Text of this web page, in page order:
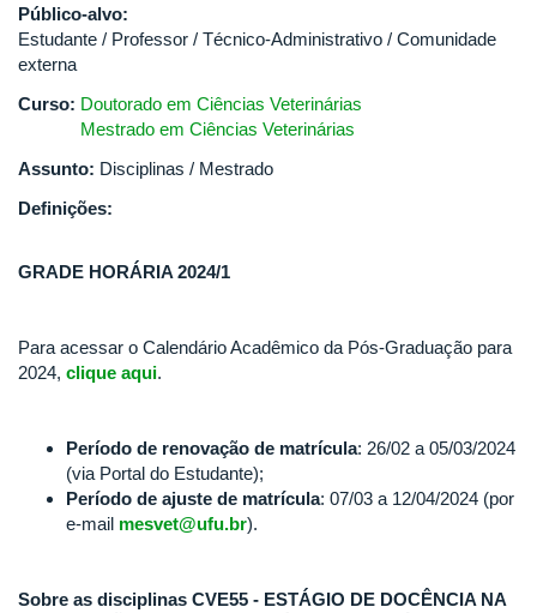
Público-alvo:
Estudante / Professor / Técnico-Administrativo / Comunidade
externa
Curso: Doutorado em Ciências Veterinárias
Mestrado em Ciências Veterinárias
Assunto: Disciplinas / Mestrado
Definições:
GRADE HORÁRIA 2024/1
Para acessar o Calendário Acadêmico da Pós-Graduação para
2024, clique aqui.
Período de renovação de matrícula: 26/02 a 05/03/2024
(via Portal do Estudante);
Período de ajuste de matrícula: 07/03 a 12/04/2024 (por
e-mail mesvet@ufu.br).
Sobre as disciplinas CVE55 - ESTÁGIO DE DOCÊNCIA NA